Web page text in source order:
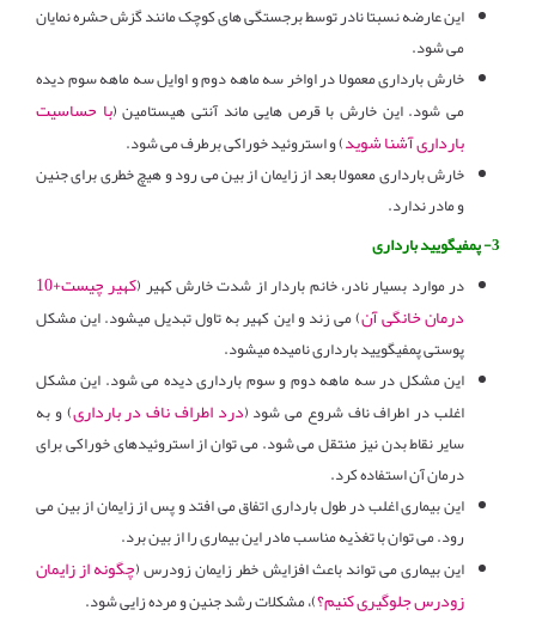
این عارضه نسبتا نادر توسط برجستگی های کوچک مانند گزش حشره نمایان
می شود.
خارش بارداری معمولا در اواخر سه ماهه دوم و اوایل سه ماهه سوم دیده
می شود. این خارش با قرص هایی ماند آنتی هیستامین (با حساسیت
بارداری آشنا شوید) و استروئید خوراکی برطرف می شود.
خارش بارداری معمولا بعد از زایمان از بین می رود و هیچ خطری برای جنین
و مادر ندارد.
3- پمفیگویید بارداری
در موارد بسیار نادر، خانم باردار از شدت خارش کهیر (
کهیر چیست+10
درمان خانگی آن) می زند و این کهیر به تاول تبدیل میشود. این مشکل
پوستی پمفیگویید بارداری نامیده میشود.
این مشکل در سه ماهه دوم و سوم بارداری دیده می شود. این مشکل
اغلب در اطراف ناف شروع می شود (درد اطراف ناف در بارداری) و به
سایر نقاط بدن نیز منتقل می شود. می توان از استروئیدهای خوراکی برای
درمان آن استفاده کرد.
این بیماری اغلب در طول بارداری اتفاق می افتد و پس از زایمان از بین می
رود. می توان با تغذیه مناسب مادر این بیماری را از بین برد.
این بیماری می تواند باعث افزایش خطر زایمان زودرس (چگونه از زایمان
زودرس جلوگیری کنیم؟)، مشکلات رشد جنین و مرده زایی شود.